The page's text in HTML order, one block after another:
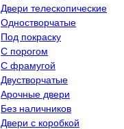
Двери телескопические
Одностворчатые
Под покраску
С порогом
С фрамугой
Двустворчатые
Арочные двери
Без наличников
Двери с коробкой